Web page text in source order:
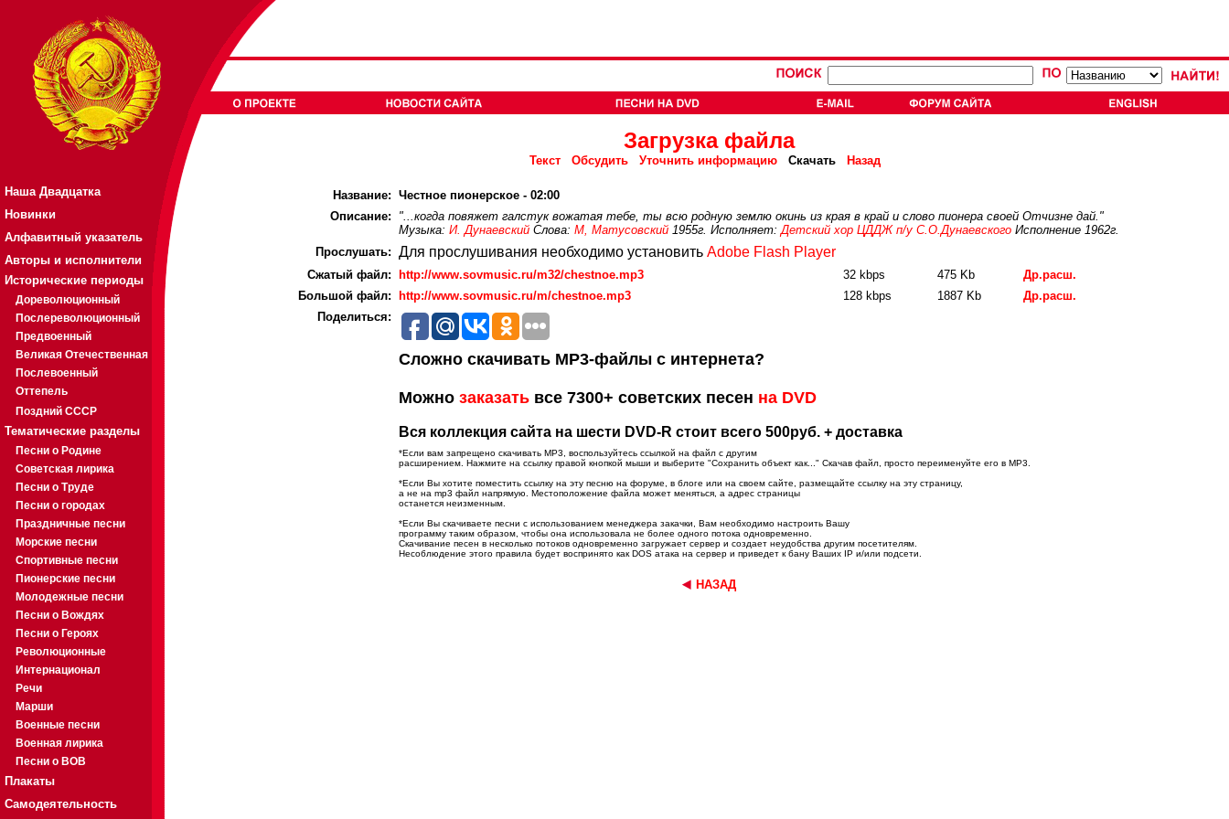
Наша Двадцатка
Новинки
Алфавитный указатель
Авторы и исполнители
Исторические периоды
Дореволюционный
Послереволюционный
Предвоенный
Великая Отечественная
Послевоенный
Оттепель
Поздний СССР
Тематические разделы
Песни о Родине
Советская лирика
Песни о Труде
Песни о городах
Праздничные песни
Морские песни
Спортивные песни
Пионерские песни
Молодежные песни
Песни о Вождях
Песни о Героях
Революционные
Интернационал
Речи
Марши
Военные песни
Военная лирика
Песни о ВОВ
Плакаты
Самодеятельность
Загрузка файла
Текст Обсудить Уточнить информацию Скачать Назад
Название: Честное пионерское - 02:00
Описание:
"...когда повяжет галстук вожатая тебе, ты всю родную землю окинь из края в край и слово пионера своей Отчизне дай."
Музыка: И. Дунаевский Слова: М, Матусовский 1955г. Исполняет:Детский хор ЦДДЖ п/у С.О.Дунаевского Исполнение 1962г.
Прослушать: Для прослушивания необходимо установить Adobe Flash Player
Cжатый файл: http://www.sovmusic.ru/m32/chestnoe.mp3 32 kbps 475 Kb
Др.расш.
Большой файл:
http://www.sovmusic.ru/m/chestnoe.mp3 128 kbps 1887 Kb
Др.расш.
Поделиться:
Сложно скачивать MP3-файлы с интернета?
Можно заказать все 7300+ советских песен на DVD
Вся коллекция сайта на шести DVD-R стоит всего 500руб. + доставка
*Если вам запрещено скачивать MP3, воспользуйтесь ссылкой на файл с другим
расширением. Нажмите на ссылку правой кнопкой мыши и выберите "Сохранить объект как..." Скачав файл, просто переименуйте его в MP3.
*Если Вы хотите поместить ссылку на эту песню на форуме, в блоге или на своем сайте, размещайте ссылку на эту страницу,
а не на mp3 файл напрямую. Местоположение файла может меняться, а адрес страницы
останется неизменным.
*Если Вы скачиваете песни с использованием менеджера закачки, Вам необходимо настроить Вашу
программу таким образом, чтобы она использовала не более одного потока одновременно.
Скачивание песен в несколько потоков одновременно загружает сервер и создает неудобства другим посетителям.
Несоблюдение этого правила будет воспринято как DOS атака на сервер и приведет к бану Ваших IP и/или подсети.
НАЗАД